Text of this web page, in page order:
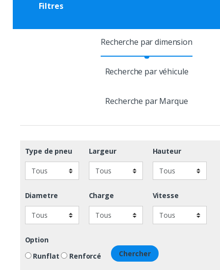
Filtres
Recherche par dimension
Recherche par véhicule
Recherche par Marque
Type de pneu Largeur Hauteur
Diametre Charge Vitesse
Option
Runflat
Renforcé Chercher